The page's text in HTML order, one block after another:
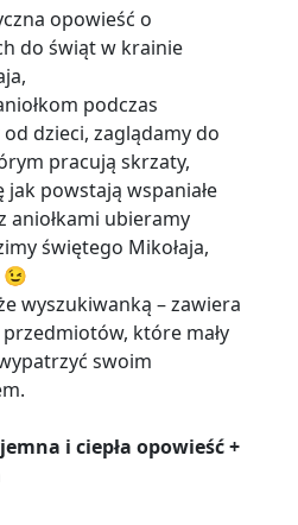
opowieść o
do świąt w krainie
podczas
dzieci, zaglądamy do
pracują skrzaty,
jak powstają wspaniałe
aniołkami ubieramy
świętego Mikołaja,
😉
wyszukiwanką – zawiera
które mały
swoim
i ciepła opowieść +